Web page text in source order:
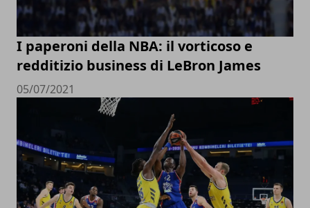
I paperoni della NBA: il vorticoso e
redditizio business di LeBron James
05/07/2021